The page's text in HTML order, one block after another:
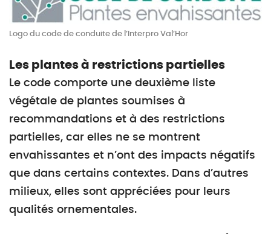
Logo du code de conduite de l’Interpro Val’Hor
Les plantes à restrictions partielles
Le code comporte une deuxième liste
végétale de plantes soumises à
recommandations et à des restrictions
partielles, car elles ne se montrent
envahissantes et n’ont des impacts négatifs
que dans certains contextes. Dans d’autres
milieux, elles sont appréciées pour leurs
qualités ornementales.